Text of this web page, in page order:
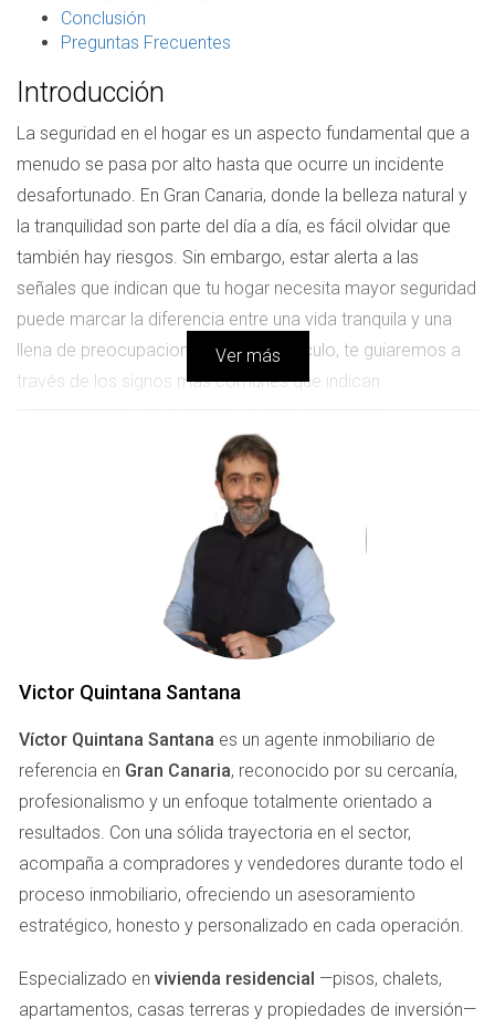
Conclusión
Preguntas Frecuentes
Introducción
La seguridad en el hogar es un aspecto fundamental que a
menudo se pasa por alto hasta que ocurre un incidente
desafortunado. En Gran Canaria, donde la belleza natural y
la tranquilidad son parte del día a día, es fácil olvidar que
también hay riesgos. Sin embargo, estar alerta a las
señales que indican que tu hogar necesita mayor seguridad
puede marcar la diferencia entre una vida tranquila y una
llena de preocupaciones. En este artículo, te guiaremos a
través de los signos más comunes que indican
Detectar Señales de Riesgo en mi Hogar en GC
Señales de Riesgo en el Hogar
Identificar las señales de riesgo es el primer paso para
garantizar la seguridad de tu hogar. A continuación,
indicios de que es hora de tomar medidas.
Iluminación Inadecuada
Una iluminación deficiente puede ser un imán para los
delincuentes. Las áreas oscuras alrededor de tu hogar
ofrecen escondites perfectos para quienes buscan entrar
sin ser vistos. Si notas que hay rincones oscuros en tu
jardín o entradas poco iluminadas, considera instalar luces
mejorarán la visibilidad, sino que también disuadirán a
posibles intrusos.
Ver más
Victor Quintana Santana
Víctor Quintana Santana es un agente inmobiliario de
referencia en Gran Canaria, reconocido por su cercanía,
profesionalismo y un enfoque totalmente orientado a
resultados. Con una sólida trayectoria en el sector,
acompaña a compradores y vendedores durante todo el
proceso inmobiliario, ofreciendo un asesoramiento
estratégico, honesto y personalizado en cada operación.
Especializado en vivienda residencial —pisos, chalets,
apartamentos, casas terreras y propiedades de inversión—